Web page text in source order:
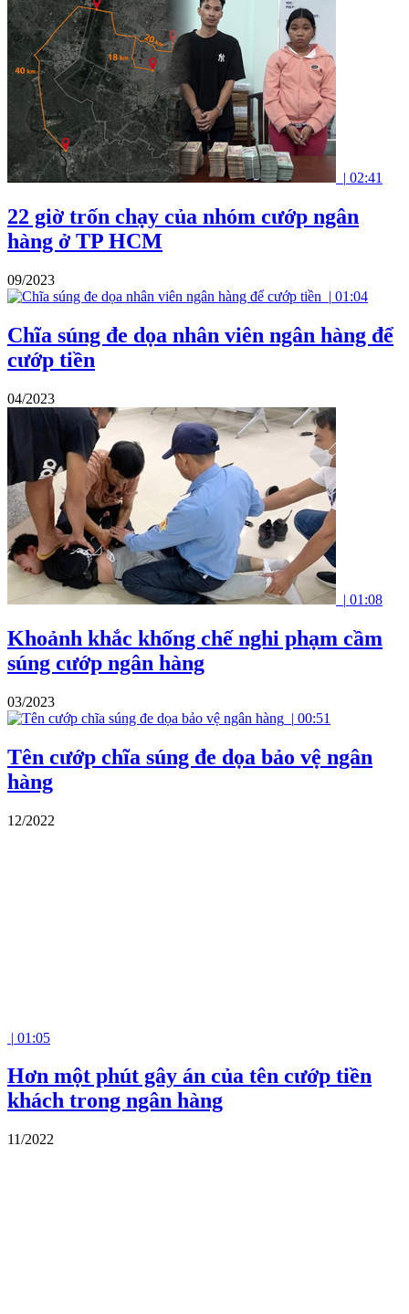
| 02:41
22 giờ trốn chạy của nhóm cướp ngân
hàng ở TP HCM
09/2023
| 01:04
Chĩa súng đe dọa nhân viên ngân hàng để
cướp tiền
04/2023
| 01:08
Khoảnh khắc khống chế nghi phạm cầm
súng cướp ngân hàng
03/2023
| 00:51
Tên cướp chĩa súng đe dọa bảo vệ ngân
hàng
12/2022
| 01:05
Hơn một phút gây án của tên cướp tiền
khách trong ngân hàng
11/2022